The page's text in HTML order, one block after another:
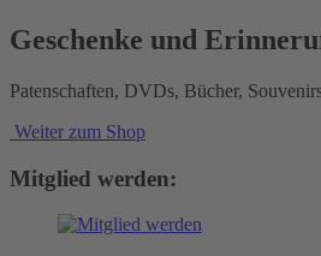
Geschenke und
Patenschaften, DVDs, Bücher,
Weiter zum Shop
Mitglied werden: